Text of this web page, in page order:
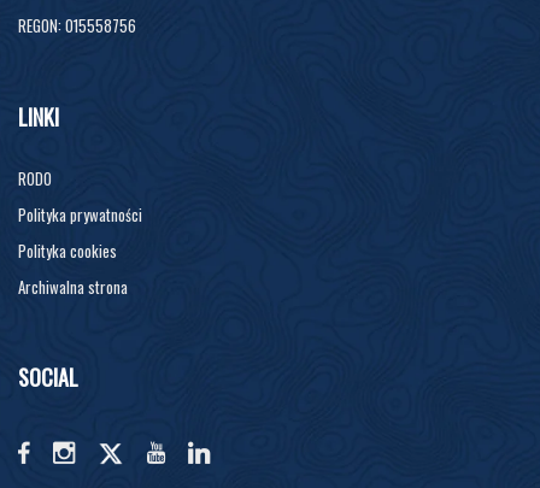
REGON: 015558756
LINKI
RODO
Polityka prywatności
Polityka cookies
Archiwalna strona
SOCIAL